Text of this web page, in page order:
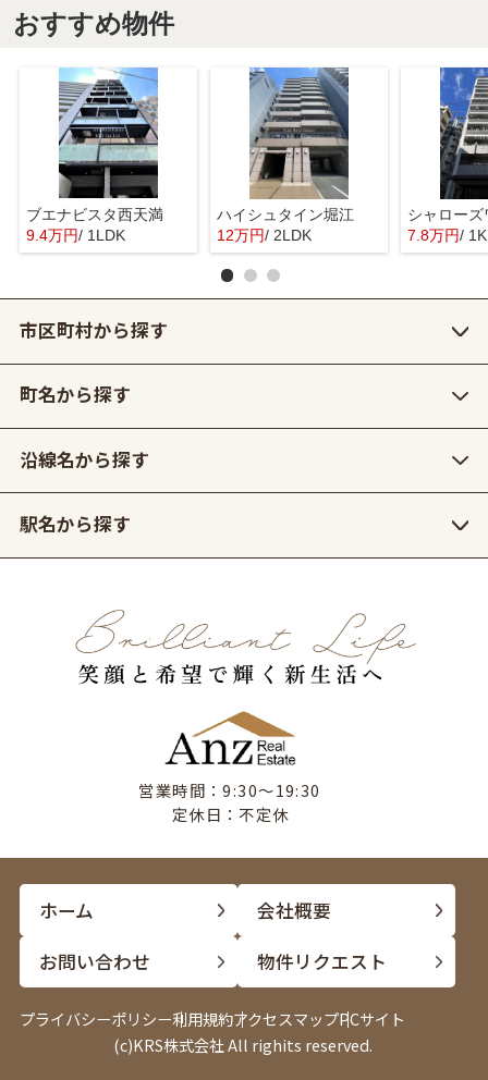
おすすめ物件
ブエナビスタ西天満
9.4万円/ 1LDK
ハイシュタイン堀江
12万円/ 2LDK
シャロー
7.8万円/ 1K
市区町村から探す
町名から探す
沿線名から探す
駅名から探す
営業時間：9:30〜19:30
定休日：不定休
ホーム
会社概要
お問い合わせ
物件リクエスト
プライバシーポリシー利用規約アクセスマップPCサイト
(c)KRS株式会社 All righits reserved.